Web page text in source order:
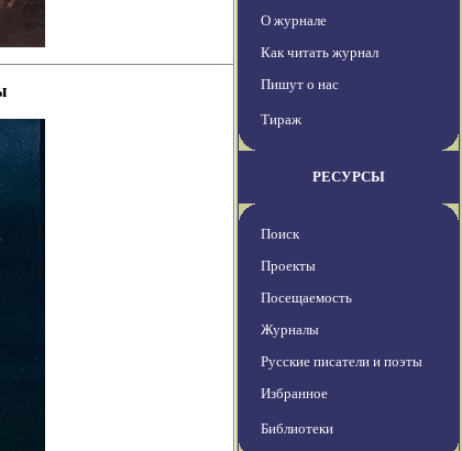
О журнале
Как читать журнал
Пишут о нас
Тираж
РЕСУРСЫ
Поиск
Проекты
Посещаемость
Журналы
Русские писатели и поэты
Избранное
Библиотеки